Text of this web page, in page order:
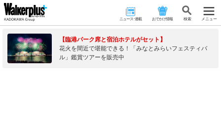
ニュース･連載 おでかけ情報 検 索 メニュー
【臨港パーク席と宿泊ホテルがセット】
花火を間近で堪能できる！「みなとみらいフェスティバ
ル」鑑賞ツアーを販売中